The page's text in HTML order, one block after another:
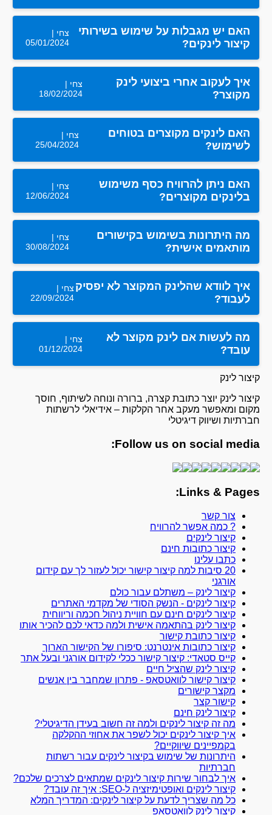
האם יש מגבלות על שימוש בשירותי
קיצור לינקים?
צחי |
05/01/2024
איך לעקוב אחרי ביצועי לינק
מקוצר?
צחי |
18/02/2024
האם לינקים מקוצרים בטוחים
לשימוש?
צחי |
25/04/2024
האם ניתן להרוויח כסף משימוש
בלינקים מקוצרים?
צחי |
12/06/2024
מה היתרונות בשימוש בקישורים
מותאמים אישית?
צחי |
30/08/2024
איך לוודא שהלינק המקוצר לא יפסיק
לעבוד?
צחי |
22/09/2024
מה לעשות אם לינק מקוצר לא
עובד?
צחי |
01/12/2024
קיצור לינק
קיצור לינק יוצר כתובת קצרה, ברורה ונוחה לשיתוף, חוסך
מקום ומאפשר מעקב אחר הקלקות – אידיאלי לרשתות
חברתיות ושיווק דיגיטלי
Follow us on social media:
Links & Pages:
צור קשר
? כמה אפשר להרוויח
קיצור לינקים
קיצור כתובות חינם
כתבו עלינו
20 סיבות למה קיצור קישור יכול לעזור לך עם קידום
אורגני
קיצור לינק – משתלם עבור כולם
קיצור לינקים - הנשק הסודי של מקדמי האתרים
קיצור לינקים חינם עם חוויית ניהול חכמה וריווחית
קיצור לינק בהתאמה אישית ולמה כדאי לכם להכיר אותו
קיצור כתובת קישור
קיצור כתובות אינטרנט: סיפורו של הקישור הארוך
קייס סטאדי: קיצור קישור ככלי לקידום אורגני ובעל אתר
קיצור לינק שהציל חיים
קיצור קישור לוואטסאפ - פתרון שמחבר בין אנשים
מקצר קישורים
קישור קצר
קיצור לינק חינם
מה זה קיצור לינקים ולמה זה חשוב בעידן הדיגיטלי?
איך קיצור לינקים יכול לשפר את אחוזי ההקלקה
בקמפיינים שיווקיים?
היתרונות של שימוש בקיצור לינקים עבור רשתות
חברתיות
איך לבחור שירות קיצור לינקים שמתאים לצרכים שלכם?
קיצור לינקים ואופטימיזציה ל-SEO: איך זה עובד?
כל מה שצריך לדעת על קיצור לינקים: המדריך המלא
קיצור לינק לוואטסאפ